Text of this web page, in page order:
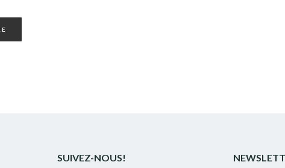
SUIVEZ-NOUS!